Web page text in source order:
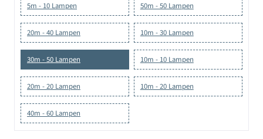
5m - 10 Lampen 50m - 50 Lampen
20m - 40 Lampen 10m - 30 Lampen
30m - 50 Lampen 10m - 10 Lampen
20m - 20 Lampen 10m - 20 Lampen
40m - 60 Lampen